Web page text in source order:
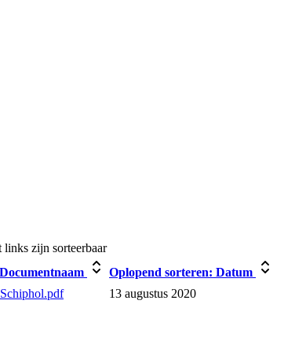
zijn sorteerbaar
Documentnaam Oplopend sorteren: Datum
13 augustus 2020